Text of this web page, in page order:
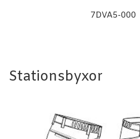
7DVA5-000
Stationsbyxor